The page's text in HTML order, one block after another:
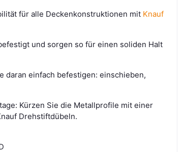
für alle Deckenkonstruktionen mit Knauf
und sorgen so für einen soliden Halt
daran einfach befestigen: einschieben,
Kürzen Sie die Metallprofile mit einer
Drehstiftdübeln.